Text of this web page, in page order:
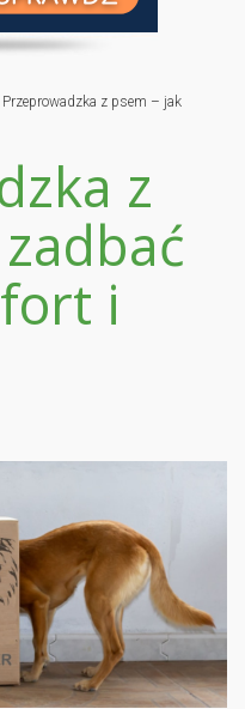
Przeprowadzka z psem – jak
z
i